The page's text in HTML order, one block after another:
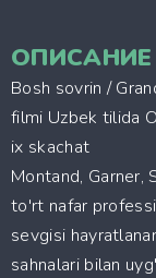
ОПИСАНИЕ
Bosh sovrin /
filmi Uzbek tilida
ix skachat
Montand, Garner,
to'rt nafar
sevgisi
sahnalari bilan